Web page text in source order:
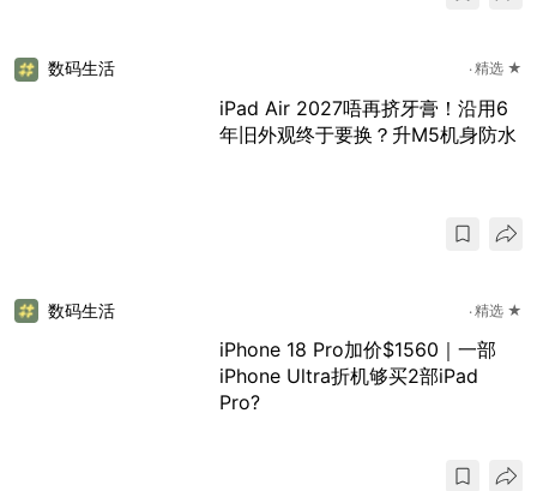
数码生活 精选 ★
iPad Air 2027唔再挤牙膏！沿用6
年旧外观终于要换？升M5机身防水
数码生活 精选 ★
iPhone 18 Pro加价$1560｜一部
iPhone Ultra折机够买2部iPad
Pro?